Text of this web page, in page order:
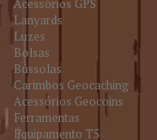
Acessórios GPS
Lanyards
Luzes
Bolsas
Bússolas
Carimbos Geocaching
Acessórios Geocoins
Ferramentas
Equipamento T5